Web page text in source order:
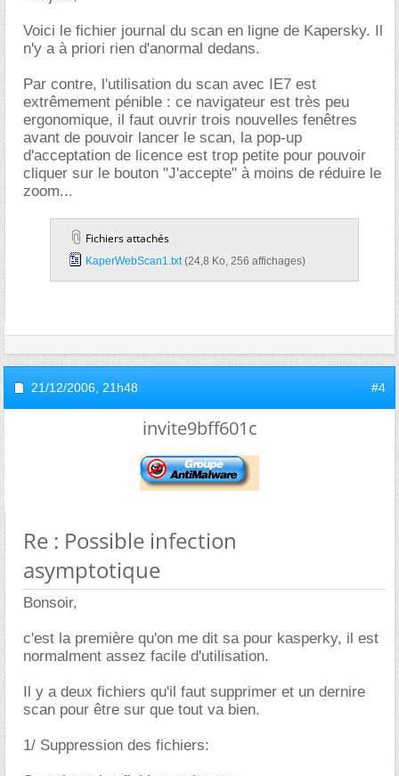
Voici le fichier journal du scan en ligne de Kapersky. Il
n'y a à priori rien d'anormal dedans.
Par contre, l'utilisation du scan avec IE7 est
extrêmement pénible : ce navigateur est très peu
ergonomique, il faut ouvrir trois nouvelles fenêtres
avant de pouvoir lancer le scan, la pop-up
d'acceptation de licence est trop petite pour pouvoir
cliquer sur le bouton "J'accepte" à moins de réduire le
zoom...
Fichiers attachés
KaperWebScan1.txt‎ (24,8 Ko, 256 affichages)
21/12/2006, 21h48 #4
invite9bff601c
Re : Possible infection
asymptotique
Bonsoir,
c'est la première qu'on me dit sa pour kasperky, il est
normalment assez facile d'utilisation.
Il y a deux fichiers qu'il faut supprimer et un dernire
scan pour être sur que tout va bien.
1/ Suppression des fichiers: